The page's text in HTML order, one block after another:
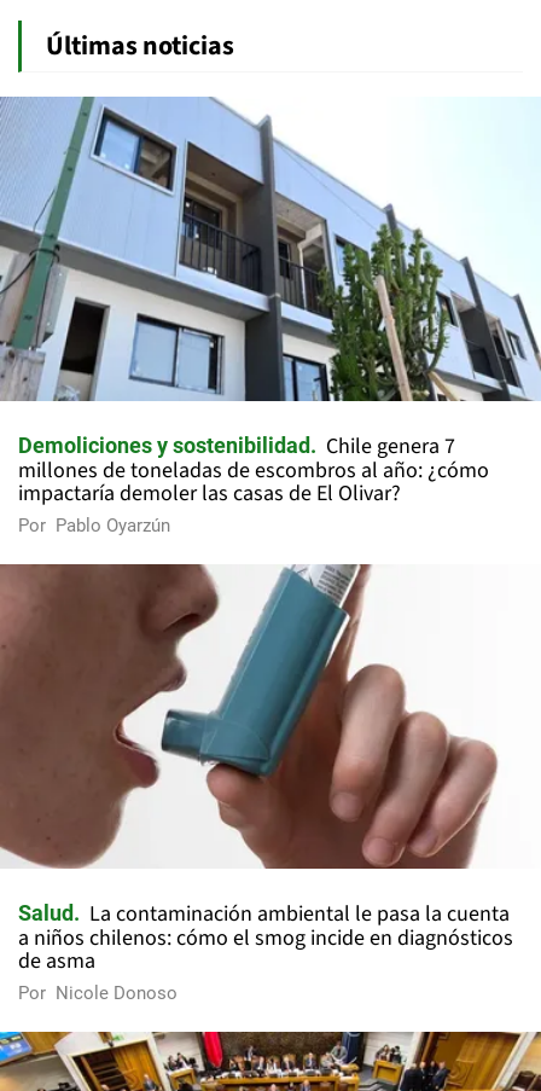
Últimas noticias
Demoliciones y sostenibilidad
Chile genera 7
millones de toneladas de escombros al año: ¿cómo
impactaría demoler las casas de El Olivar?
Por Pablo Oyarzún
Salud
La contaminación ambiental le pasa la cuenta
a niños chilenos: cómo el smog incide en diagnósticos
de asma
Por Nicole Donoso